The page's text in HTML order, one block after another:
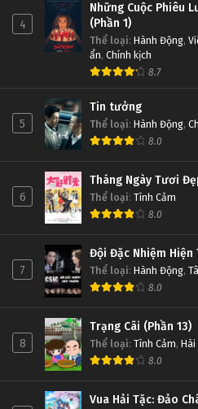
4
Những Cuộc Phiêu
(Phần 1)
Thể loại: Hành Động,
ẩn, Chính kịch
8.7
5
Tin tưởng
Thể loại: Hành Động,
8.0
6
Tháng Ngày Tươi
Thể loại: Tình Cảm
8.0
7
Đội Đặc Nhiệm Hiện
Thể loại: Hành Động,
8.0
8
Trạng Cãi (Phần 13)
Thể loại: Tình Cảm, Hài
8.0
Vua Hải Tặc: Đảo